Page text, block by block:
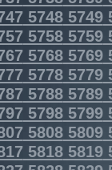
57485749
57585759
57685769
57785779
57885789
57985799
58085809
58185819